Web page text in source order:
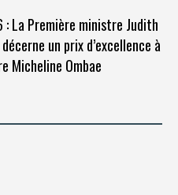
: La Première ministre Judith
un prix d’excellence à
Micheline Ombae